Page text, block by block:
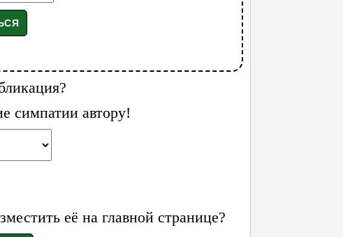
симпатии автору!
её на главной странице?